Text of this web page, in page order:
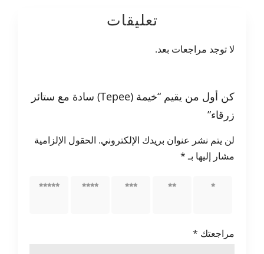
تعليقات
لا توجد مراجعات بعد.
كن أول من يقيم “خيمة (Tepee) سادة مع ستائر
زرقاء”
لن يتم نشر عنوان بريدك الإلكتروني. الحقول الإلزامية
مشار إليها بـ*
1 من 2 من 3 من 4 من 5 من
مراجعتك *